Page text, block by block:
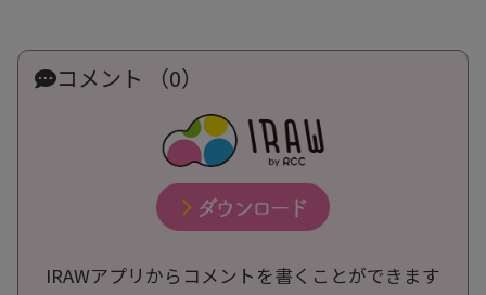
コメント （0）
IRAWアプリからコメントを書くことができます